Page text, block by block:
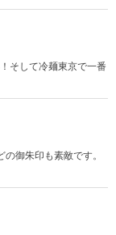
そして冷麺東京で一番
御朱印も素敵です。